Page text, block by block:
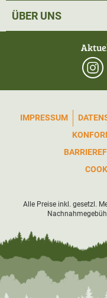
Material: 97%
ÜBER UNS
IMPRESSUM
Alle Preise inkl. gesetzl.